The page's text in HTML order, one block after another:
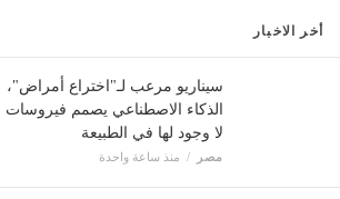
أخر الاخبار
سيناريو مرعب لـ"اختراع أمراض"،
الذكاء الاصطناعي يصمم فيروسات
لا وجود لها في الطبيعة
مصر منذ ساعة واحدة